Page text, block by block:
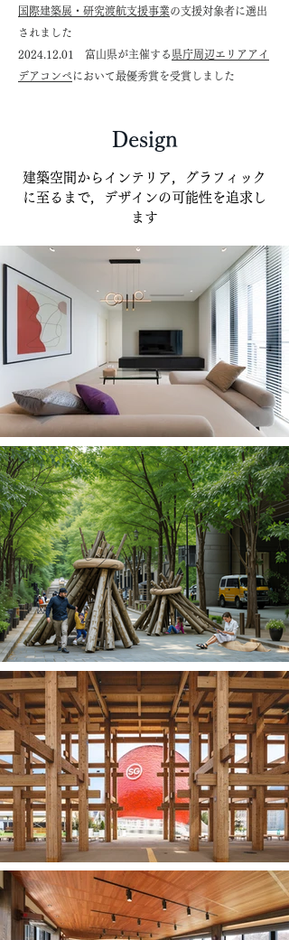
国際建築展・研究渡航支援事業の支援対象者に選出
されました
2024.12.01
富山県が主催する 県庁周辺エリアアイ
デアコンペ において最優秀賞を受賞しました
Design
建築空間からインテリア，グラフィック
に至るまで，デザインの可能性を追求し
ます